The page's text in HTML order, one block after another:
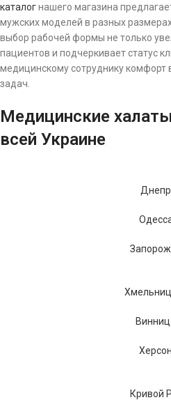
каталогнашего магазина
мужских моделей в разных
выбор рабочей формы не только
пациентов и подчеркивает статус
медицинскому сотруднику
задач.
Медицинские
всей Украине
Днепр
Херсон
Кривой